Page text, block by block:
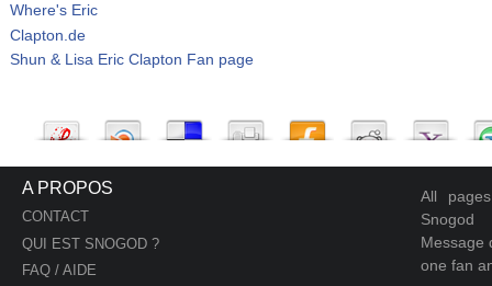
Where's Eric
Clapton.de
Shun & Lisa Eric Clapton Fan page
A PROPOS
CONTACT
QUI EST SNOGOD ?
FAQ / AIDE
All
Snogod
Message
one fan